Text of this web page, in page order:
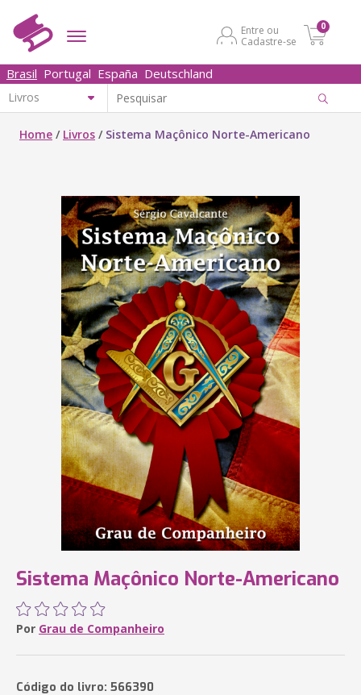
Entre ou
Cadastre-se
0
Brasil Portugal España Deutschland
Home / Livros / Sistema Maçônico Norte-Americano
Sistema Maçônico Norte-Americano
Por Grau de Companheiro
Código do livro: 566390